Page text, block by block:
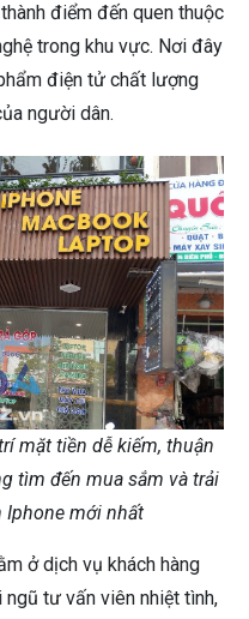
điểm đến quen thuộc
trong khu vực. Nơi đây
điện tử chất lượng
người dân.
mặt tiền dễ kiếm, thuận
tìm đến mua sắm và trải
Iphone mới nhất
ở dịch vụ khách hàng
tư vấn viên nhiệt tình,